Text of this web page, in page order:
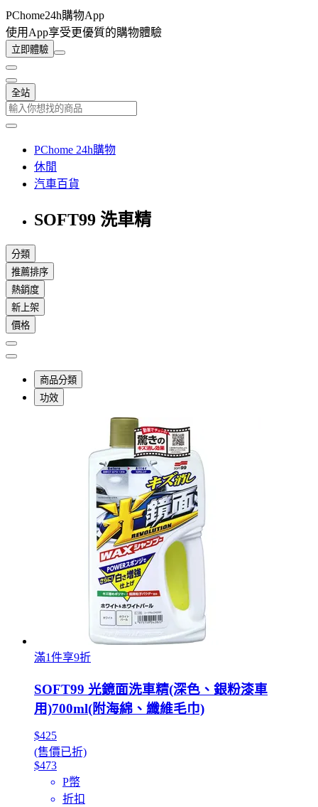
PChome24h購物App
使用App享受更優質的購物體驗
立即體驗
全站
PChome 24h購物
休閒
汽車百貨
SOFT99 洗車精
分類
推薦排序
熱銷度
新上架
價格
商品分類
功效
滿1件享9折
SOFT99 光鏡面洗車精(深色、銀粉漆車
用)700ml(附海綿、纖維毛巾)
$425
(售價已折)
$473
P幣
折扣